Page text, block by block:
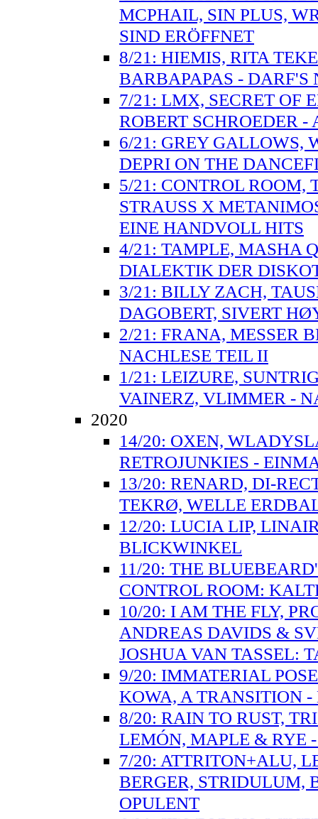
MCPHAIL, SIN PLUS,
SIND ERÖFFNET
8/21: HIEMIS, RITA
BARBAPAPAS - DARF'S
7/21: LMX, SECRET OF
ROBERT SCHROEDER
6/21: GREY GALLOWS,
DEPRI ON THE
5/21: CONTROL ROOM,
STRAUSS X
EINE HANDVOLL HITS
4/21: TAMPLE, MASHA
DIALEKTIK DER
3/21: BILLY ZACH,
DAGOBERT, SIVERT
2/21: FRANA, MESSER
NACHLESE TEIL II
1/21: LEIZURE,
VAINERZ, VLIMMER -
2020
14/20: OXEN,
RETROJUNKIES -
13/20: RENARD, DI-
TEKRØ, WELLE
12/20: LUCIA LIP,
BLICKWINKEL
11/20: THE
CONTROL ROOM:
10/20: I AM THE FLY,
ANDREAS DAVIDS &
JOSHUA VAN TASSEL:
9/20: IMMATERIAL
KOWA, A TRANSITION -
8/20: RAIN TO RUST,
LEMÓN, MAPLE & RYE
7/20: ATTRITON+ALU,
BERGER, STRIDULUM,
OPULENT